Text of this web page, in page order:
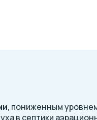
, пониженным
в септики